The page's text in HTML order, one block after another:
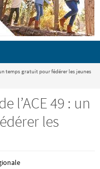
un temps gratuit pour fédérer les jeunes
l’ACE 49 : un
les